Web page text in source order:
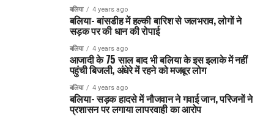
बलिया 4 years ago
बलिया- बांसडीह में हल्की बारिश से जलभराव, लोगों ने
सड़क पर की धान की रोपाई
बलिया 4 years ago
आजादी के 75 साल बाद भी बलिया के इस इलाके में नहीं
पहुंची बिजली, अंधेरे में रहने को मजबूर लोग
बलिया 4 years ago
बलिया- सड़क हादसे में नौजवान ने गवाई जान, परिजनों ने
प्रशासन पर लगाया लापरवाही का आरोप